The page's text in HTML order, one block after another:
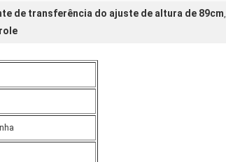
de transferência do ajuste de altura de 89cm,